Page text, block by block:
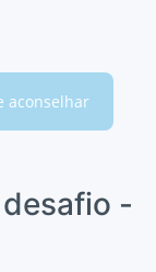
aconselhar
-